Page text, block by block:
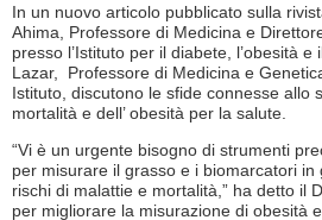
In un nuovo articolo pubblicato sulla
Ahima, Professore di Medicina e
presso l’Istituto per il diabete, l’obesità
Lazar, Professore di Medicina e
Istituto, discutono le sfide connesse allo
mortalità e dell’ obesità per la salute.
“Vi è un urgente bisogno di strumenti
per misurare il grasso e i biomarcatori
rischi di malattie e mortalità,” ha detto il
per migliorare la misurazione di obesità